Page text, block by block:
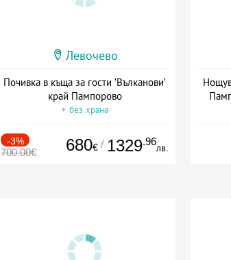
Левочево
Почивка в къща за гости 'Вълканови'
край Пампорово
+ без храна
-3%
700.00€ 680€ / 1329.96
лв.